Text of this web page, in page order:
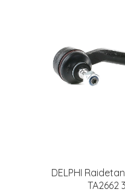
DELPHI
TA2662